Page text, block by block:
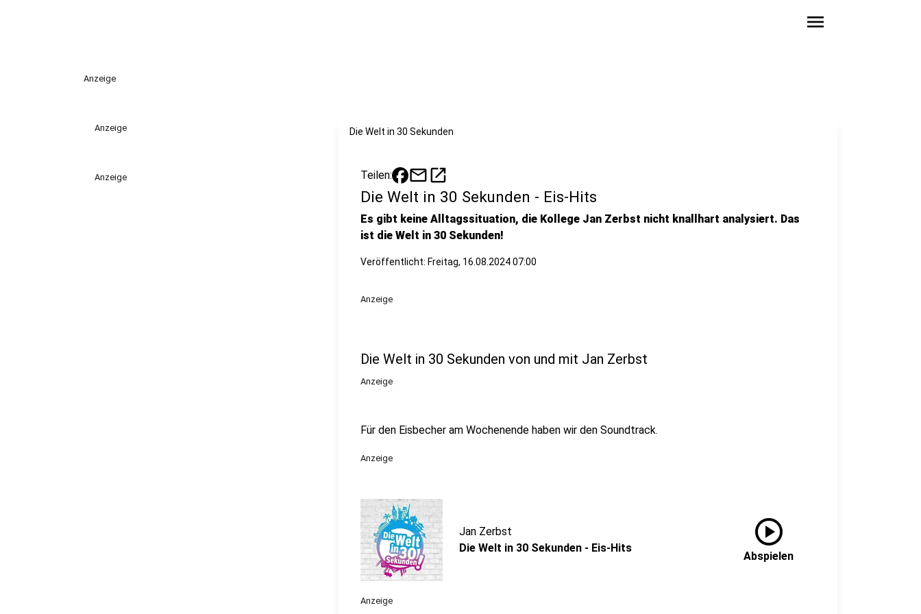
menu
Anzeige
Anzeige
Anzeige
Die Welt in 30 Sekunden
Teilen: mailopen_in_new
Die Welt in 30 Sekunden - Eis-Hits
Es gibt keine Alltagssituation, die Kollege Jan Zerbst nicht knallhart analysiert. Das
ist die Welt in 30 Sekunden!
Veröffentlicht: Freitag, 16.08.2024 07:00
Anzeige
Die Welt in 30 Sekunden von und mit Jan Zerbst
Anzeige
Für den Eisbecher am Wochenende haben wir den Soundtrack.
Anzeige
Jan Zerbst
Die Welt in 30 Sekunden - Eis-Hits
play_circle
Abspielen
Anzeige